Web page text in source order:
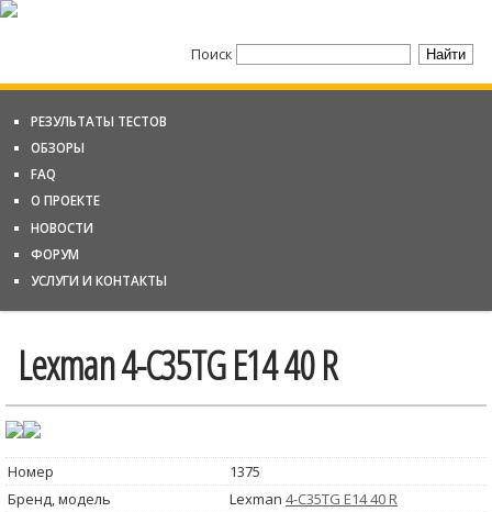
Поиск
РЕЗУЛЬТАТЫ ТЕСТОВ
ОБЗОРЫ
FAQ
О ПРОЕКТЕ
НОВОСТИ
ФОРУМ
УСЛУГИ И КОНТАКТЫ
Lexman 4-C35TG E14 40 R
Номер
1375
Бренд, модель
Lexman 4-C35TG E14 40 R